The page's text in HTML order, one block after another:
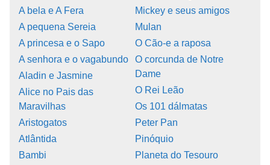
A bela e A Fera
A pequena Sereia
A princesa e o Sapo
A senhora e o vagabundo
Aladin e Jasmine
Alice no Pais das
Maravilhas
Aristogatos
Atlântida
Bambi
Mickey e seus amigos
Mulan
O Cão-e a raposa
O corcunda de Notre
Dame
O Rei Leão
Os 101 dálmatas
Peter Pan
Pinóquio
Planeta do Tesouro